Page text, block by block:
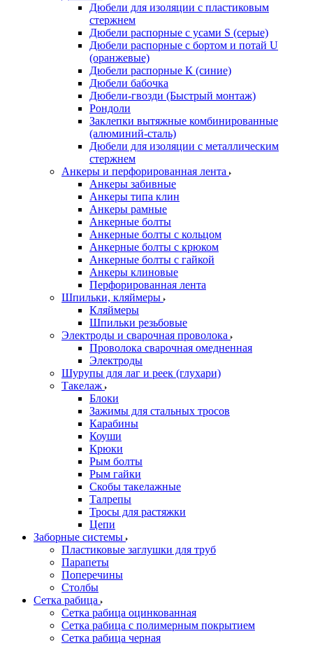
Дюбели для изоляции с пластиковым
стержнем
Дюбели распорные с усами S (серые)
Дюбели распорные c бортом и потай U
(оранжевые)
Дюбели распорные К (синие)
Дюбели бабочка
Дюбели-гвозди (Быстрый монтаж)
Рондоли
Заклепки вытяжные комбинированные
(алюминий-сталь)
Дюбели для изоляции с металлическим
стержнем
Анкеры и перфорированная лента
Анкеры забивные
Анкеры типа клин
Анкеры рамные
Анкерные болты
Анкерные болты с кольцом
Анкерные болты с крюком
Анкерные болты с гайкой
Анкеры клиновые
Перфорированная лента
Шпильки, кляймеры
Кляймеры
Шпильки резьбовые
Электроды и сварочная проволока
Проволока сварочная омедненная
Электроды
Шурупы для лаг и реек (глухари)
Такелаж
Блоки
Зажимы для стальных тросов
Карабины
Коуши
Крюки
Рым болты
Рым гайки
Скобы такелажные
Талрепы
Тросы для растяжки
Цепи
Заборные системы
Пластиковые заглушки для труб
Парапеты
Поперечины
Столбы
Сетка рабица
Сетка рабица оцинкованная
Сетка рабица с полимерным покрытием
Сетка рабица черная